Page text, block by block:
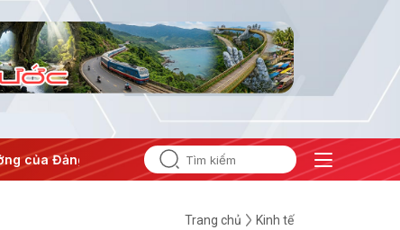
#Hội nghị Trung ương 3
Trang chủ Kinh tế